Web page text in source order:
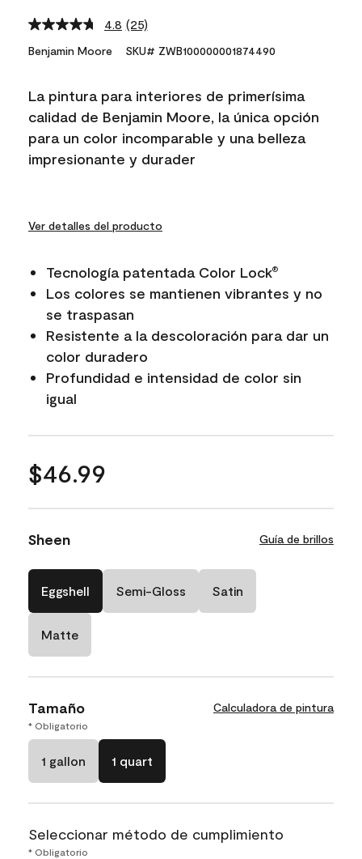
4.8 Read
25
Reviews.
link.
(25)
Benjamin Moore SKU# ZWB100000001874490
La pintura para interiores de primerísima
calidad de Benjamin Moore, la única opción
para un color incomparable y una belleza
impresionante y durader
Ver detalles del producto
Tecnología patentada Color Lock®
Los colores se mantienen vibrantes y no
se traspasan
Resistente a la descoloración para dar un
color duradero
Profundidad e intensidad de color sin
igual
$46.99
Sheen Guía de brillos
Eggshell Semi-Gloss Satin
Matte
Tamaño Calculadora de pintura
* Obligatorio
1 gallon 1 quart
Seleccionar método de cumplimiento
* Obligatorio